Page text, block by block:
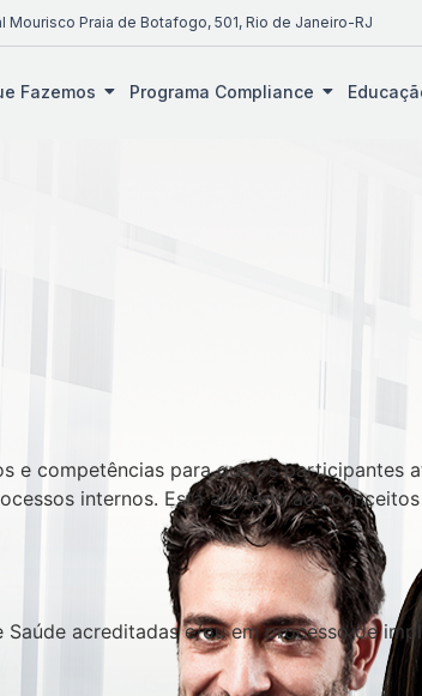
Mourisco Praia de Botafogo, 501, Rio de Janeiro-RJ
Fazemos Programa Compliance
e competências para que os participantes
internos. Está alinhado aos
acreditadas e/ou em processo de